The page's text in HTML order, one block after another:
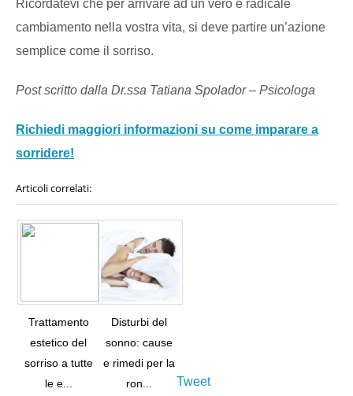
Ricordatevi che per arrivare ad un vero e radicale
cambiamento nella vostra vita, si deve partire un’azione
semplice come il sorriso.
Post scritto dalla Dr.ssa Tatiana Spolador – Psicologa
Richiedi maggiori informazioni su come imparare a
sorridere!
Articoli correlati:
Trattamento
estetico del
sorriso a tutte
le e...
Disturbi del
sonno: cause
e rimedi per la
ron...
Tweet